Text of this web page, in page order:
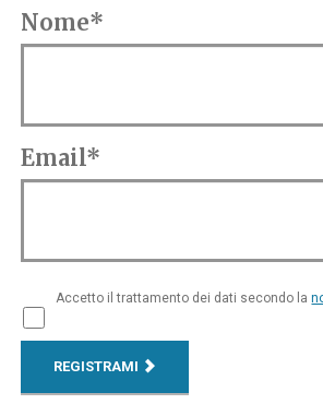
Nome*
Email*
Accetto il trattamento dei dati secondo la
REGISTRAMI